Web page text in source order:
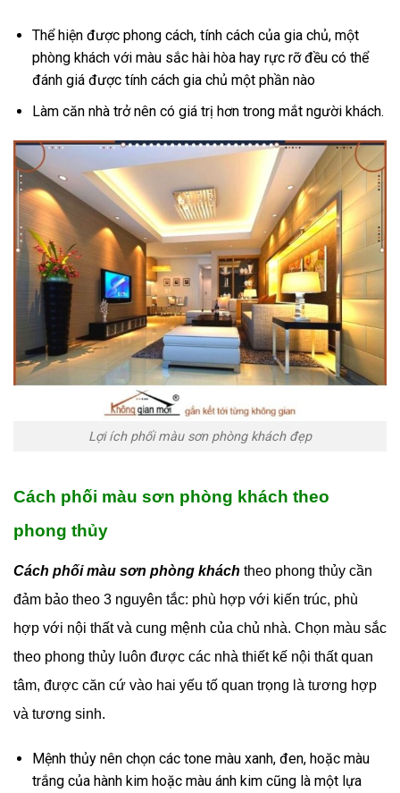
Thể hiện được phong cách, tính cách của gia chủ, một
phòng khách với màu sắc hài hòa hay rực rỡ đều có thể
đánh giá được tính cách gia chủ một phần nào
Làm căn nhà trở nên có giá trị hơn trong mắt người khách.
Lợi ích phối màu sơn phòng khách đẹp
Cách phối màu sơn phòng khách theo
phong thủy
Cách phối màu sơn phòng khách theo phong thủy cần
đảm bảo theo 3 nguyên tắc: phù hợp với kiến trúc, phù
hợp với nội thất và cung mệnh của chủ nhà. Chọn màu sắc
theo phong thủy luôn được các nhà thiết kế nội thất quan
tâm, được căn cứ vào hai yếu tố quan trọng là tương hợp
và tương sinh.
Mệnh thủy nên chọn các tone màu xanh, đen, hoặc màu
trắng của hành kim hoặc màu ánh kim cũng là một lựa